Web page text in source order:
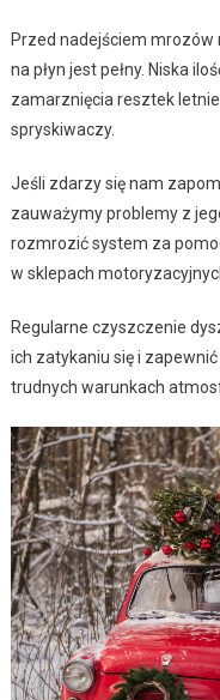
Przed nadejściem mrozów
na płyn jest pełny. Niska
zamarznięcia resztek
spryskiwaczy.
Jeśli zdarzy się nam
zauważymy problemy z
rozmrozić system za
w sklepach
Regularne czyszczenie
ich zatykaniu się i
trudnych warunkach